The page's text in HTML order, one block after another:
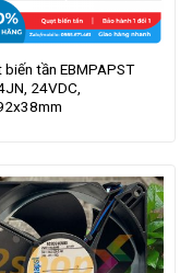
biến tần EBMPAPST
24VDC,